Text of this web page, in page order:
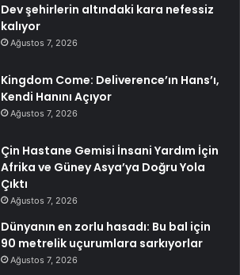
Dev şehirlerin altındaki kara nefessiz
kalıyor
Ağustos 7, 2026
Kingdom Come: Deliverence’ın Hans’ı,
Kendi Hanını Açıyor
Ağustos 7, 2026
Çin Hastane Gemisi İnsani Yardım İçin
Afrika ve Güney Asya’ya Doğru Yola
Çıktı
Ağustos 7, 2026
Dünyanın en zorlu hasadı: Bu bal için
90 metrelik uçurumlara sarkıyorlar
Ağustos 7, 2026